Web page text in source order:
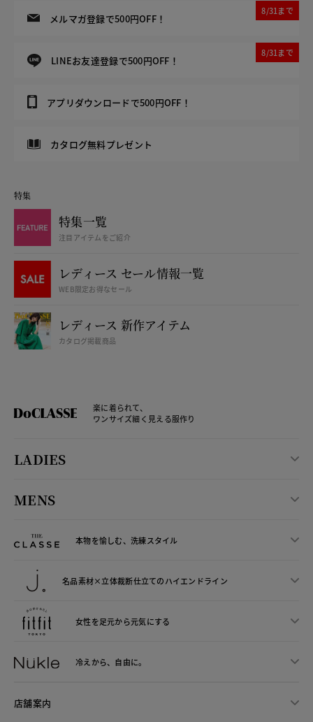
メルマガ登録で500円OFF！
8/31まで
LINEお友達登録で500円OFF！
8/31まで
アプリダウンロードで500円OFF！
カタログ無料プレゼント
特集
特集一覧
注目アイテムをご紹介
レディース セール情報一覧
WEB限定お得なセール
レディース 新作アイテム
カタログ掲載商品
楽に着られて、
ワンサイズ細く見える服作り
LADIES
MENS
本物を愉しむ、洗練スタイル
名品素材×立体裁断仕立てのハイエンドライン
女性を足元から元気にする
冷えから、 自由に。
店舗案内